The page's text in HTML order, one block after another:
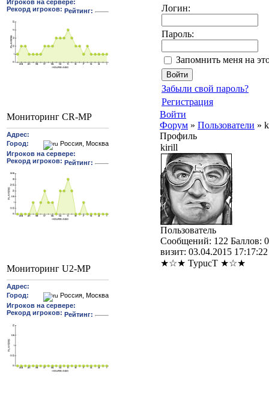
Мониторинг CR-MP
Мониторинг U2-MP
Логин:
Пароль:
Запомнить меня на
Забыли свой пароль?
Регистрация
Войти
Форум » Пользователи »
Профиль
kirill
Пользователь
Cообщений: 122 Баллов: 0
визит: 03.04.2015 17:17:22
★☆★ TypucT ★☆★